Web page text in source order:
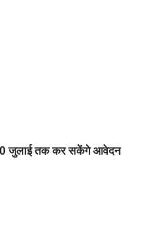
जुलाई तक कर सकेंगे आवेदन